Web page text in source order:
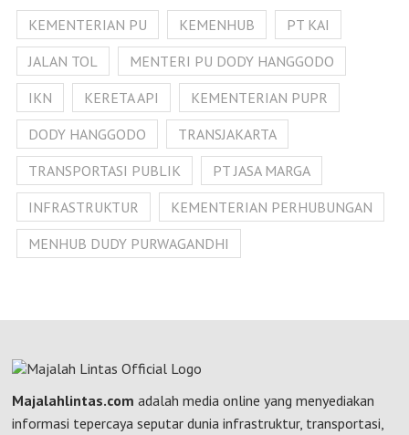
KEMENTERIAN PU KEMENHUB
PT KAI
JALAN TOL
MENTERI PU DODY HANGGODO
IKN
KERETA API
KEMENTERIAN PUPR
DODY HANGGODO
TRANSJAKARTA
TRANSPORTASI PUBLIK
PT JASA MARGA
INFRASTRUKTUR
KEMENTERIAN PERHUBUNGAN
MENHUB DUDY PURWAGANDHI
Majalahlintas.com adalah media online yang menyediakan
informasi tepercaya seputar dunia infrastruktur, transportasi,